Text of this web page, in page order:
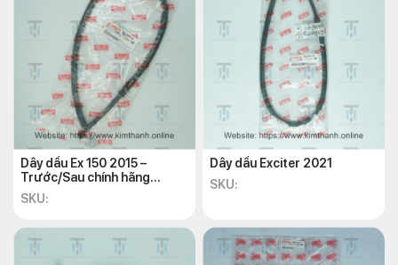
Dây dầu Ex 150 2015 –
Trước/Sau chính hãng
Yamaha
SKU:
Dây dầu Exciter 2021
SKU: